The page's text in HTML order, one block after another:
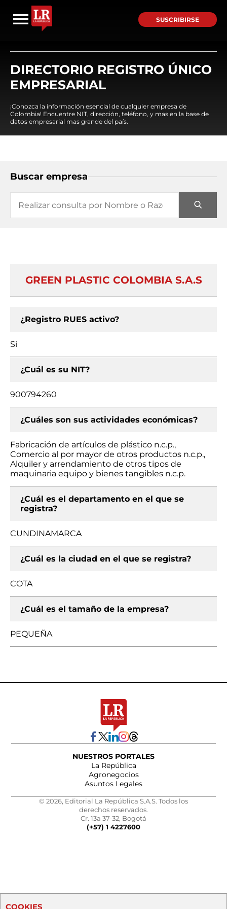
SUSCRIBIRSE
DIRECTORIO REGISTRO ÚNICO
EMPRESARIAL
¡Conozca la información esencial de cualquier empresa de
Colombia! Encuentre NIT, dirección, teléfono, y mas en la base de
datos empresarial mas grande del país.
Buscar empresa
GREEN PLASTIC COLOMBIA S.A.S
¿Registro RUES activo?
Si
¿Cuál es su NIT?
900794260
¿Cuáles son sus actividades económicas?
Fabricación de artículos de plástico n.c.p.,
Comercio al por mayor de otros productos n.c.p.,
Alquiler y arrendamiento de otros tipos de
maquinaria equipo y bienes tangibles n.c.p.
¿Cuál es el departamento en el que se
registra?
CUNDINAMARCA
¿Cuál es la ciudad en el que se registra?
COTA
¿Cuál es el tamaño de la empresa?
PEQUEÑA
NUESTROS PORTALES
La República
Agronegocios
Asuntos Legales
© 2026, Editorial La República S.A.S. Todos los
derechos reservados.
Cr. 13a 37-32, Bogotá
(+57) 1 4227600
COOKIES